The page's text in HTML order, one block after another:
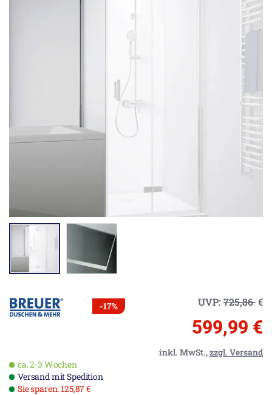
-17% UVP: 725,86€
599,99 €
inkl. MwSt.,zzgl. Versand
ca. 2-3 Wochen
Versand mit Spedition
Sie sparen: 125,87 €